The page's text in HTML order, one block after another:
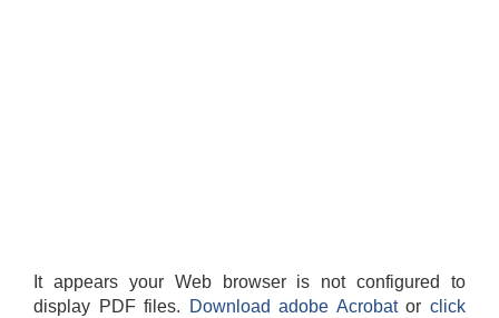
It appears your Web browser is not configured to
display PDF files.
Download adobe Acrobatorclick